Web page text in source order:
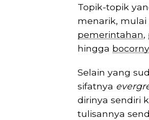
Topik-topik
menarik, mulai
pemerintahan,
hingga
Selain yang
sifatnya
dirinya sendiri
tulisannya